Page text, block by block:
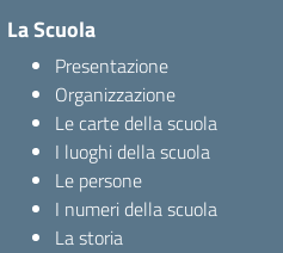
La Scuola
Presentazione
Organizzazione
Le carte della scuola
I luoghi della scuola
Le persone
I numeri della scuola
La storia